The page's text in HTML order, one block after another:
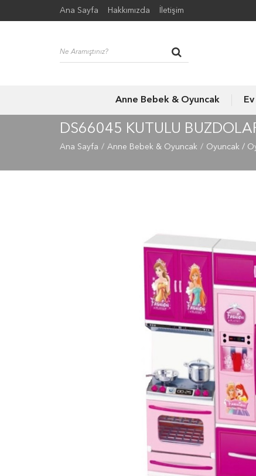
Ana Sayfa Hakkımızda İletişim
Anne Bebek & Oyuncak
DS66045 KUTULU
Ana Sayfa Anne Bebek & Oyuncak Oyuncak /